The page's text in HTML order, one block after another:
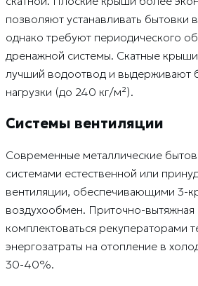
позволяют устанавливать бытовки
однако требуют периодического
дренажной системы. Скатные
лучший водоотвод и выдерживают
нагрузки (до 240 кг/м²).
Системы вентиляции
Современные металлические
системами естественной или
вентиляции, обеспечивающими 3-
воздухообмен. Приточно-
комплектоваться рекуператорами
энергозатраты на отопление в
30-40%.